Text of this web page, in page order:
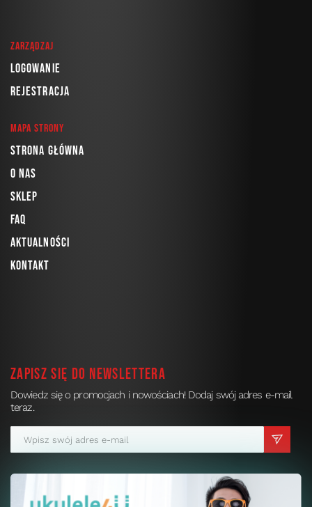
Zarządzaj
Logowanie
Rejestracja
Mapa strony
Strona główna
O nas
Sklep
FAQ
Aktualności
Kontakt
Zapisz się do newslettera
Dowiedz się o promocjach i nowościach! Dodaj swój adres e-mail
teraz.